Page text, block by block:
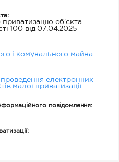
об'єкта
100 від 07.04.2025
і комунального майна
електронних
малої приватизації
повідомлення: